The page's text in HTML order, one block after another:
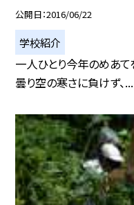
公開日 2016/06/22
学校紹介
一人ひとり今年のめあて
曇り空の寒さに負けず、...